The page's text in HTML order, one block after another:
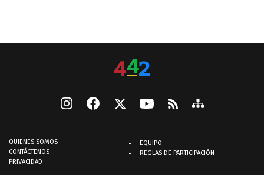
QUIENES SOMOS
CONTÁCTENOS
PRIVACIDAD
EQUIPO
REGLAS DE PARTICIPACIÓN